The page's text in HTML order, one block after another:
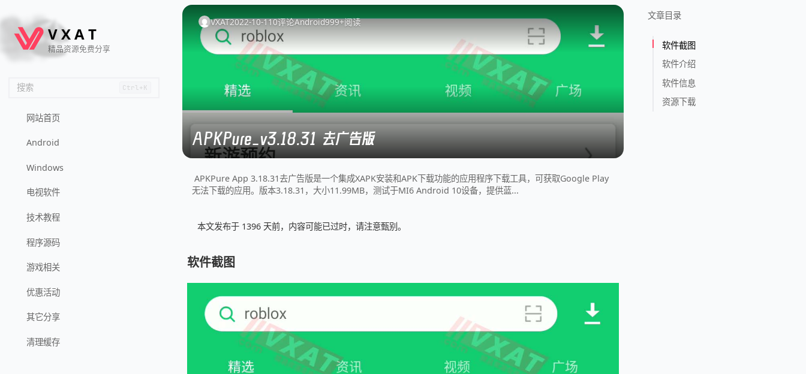
🙌
🐟
🏖️
VXA T
精品资源免费分享
搜索 Ctrl+K
网站首页
Android
Windows
电视软件
技术教程
程序源码
游戏相关
优惠活动
其它分享
清理缓存
VXAT2022-10-110评论Android999+阅读
APKPure_v3.18.31 去广告版
APKPure App 3.18.31去广告版是一个集成XAPK安装和APK下载功能的应用程序下载工具，可获取Google Play
无法下载的应用。版本3.18.31，大小11.99MB，测试于MI6 Android 10设备，提供蓝...
本文发布于 1396 天前，内容可能已过时，请注意甄别。
软件截图
文章目录
软件截图
软件介绍
软件信息
资源下载